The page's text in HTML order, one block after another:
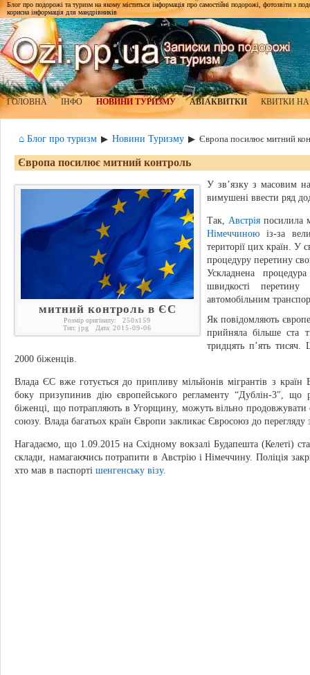
Блог про подорожі та туризм на якому міститься інформація про самостійні подорожі, фотозвіти з
корисна інформація для мандрівників
ГОЛОВНА ІНФО НОВИНИ ТУРИЗМУ АВІАКВИТКИ КВИТКИ
⌂ Блог про туризм ▶ Новини Туризму ▶ Європа посилює митний
Європа посилює митний контроль
митний контроль в ЄС
Розмір оригіналу: 250x159
Тип: jpg Дата: 2015-09-06
У зв’язку з масовим
вимушені ввести ряд
Так, Австрія посилила
Німеччиною із-за
території цих країн. У
процедуру перетину
Ускладнена
швидкості
автомобільним
Як повідомляють
прийняла більше ста
тридцять п’ять
2000 біженців.
Влада ЄС вже готується до припливу мільйонів мігрантів з країн
боку призупинив дію європейського регламенту “Дублін-3″, що
біженці, що потрапляють в Угорщину, можуть вільно продовжувати
союзу. Влада багатьох країн Європи закликає Євросоюз до перегляду
Нагадаємо, що 1.09.2015 на Східному вокзалі Будапешта (Келеті)
склади, намагаючись потрапити в Австрію і Німеччину. Поліція
хто мав в паспорті шенгенську візу.